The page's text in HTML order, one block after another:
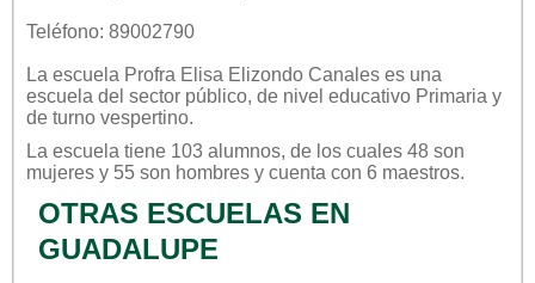
Teléfono: 89002790
La escuela Profra Elisa Elizondo Canales es una
escuela del sector público, de nivel educativo Primaria y
de turno vespertino.
La escuela tiene 103 alumnos, de los cuales 48 son
mujeres y 55 son hombres y cuenta con 6 maestros.
OTRAS ESCUELAS EN
GUADALUPE